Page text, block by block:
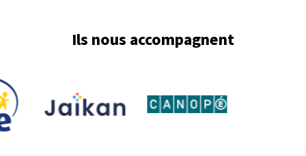
Ils nous accompagnent